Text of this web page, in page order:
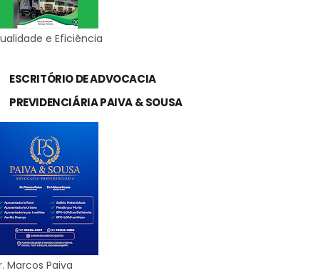
e Eficiência
ESCRITÓRIO DE ADVOCACIA
PREVIDENCIÁRIA PAIVA & SOUSA
Marcos Paiva